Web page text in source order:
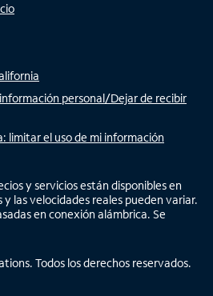
personal/Dejar de recibir
limitar el uso de mi información
y servicios están disponibles en
y las velocidades reales pueden variar.
en conexión alámbrica. Se
Todos los derechos reservados.